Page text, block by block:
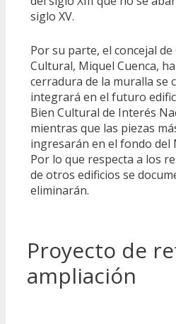
siglo XV.
Por su parte, el concejal
Cultural, Miquel Cuenca,
cerradura de la muralla se
integrará en el futuro
Bien Cultural de Interés
mientras que las piezas
ingresarán en el fondo del
Por lo que respecta a los
de otros edificios se
eliminarán.
Proyecto de
ampliación